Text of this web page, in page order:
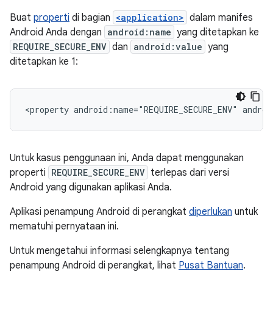
Buat properti di bagian <application> dalam manifes
Android Anda dengan android:name yang ditetapkan ke
REQUIRE_SECURE_ENV dan android:value yang
ditetapkan ke 1:
<property android:name="REQUIRE_SECURE_ENV"
Untuk kasus penggunaan ini, Anda dapat menggunakan
properti REQUIRE_SECURE_ENV terlepas dari versi
Android yang digunakan aplikasi Anda.
Aplikasi penampung Android di perangkat diperlukan untuk
mematuhi pernyataan ini.
Untuk mengetahui informasi selengkapnya tentang
penampung Android di perangkat, lihat Pusat Bantuan.